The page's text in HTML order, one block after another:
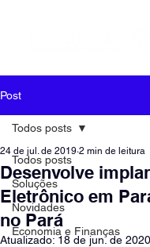
Post
Todos posts
Soluções
Novidades
Economia e Finanças
Todos posts
Desenvolve
Eletrônico em
no Pará
24 de jul. de 2019 2 min de leitura
Atualizado: 18 de jun. de 2020